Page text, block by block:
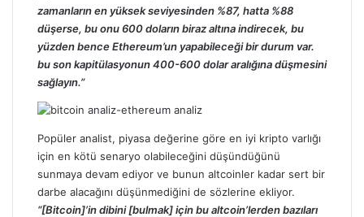
zamanların en yüksek seviyesinden %87, hatta %88
düşerse, bu onu 600 doların biraz altına indirecek, bu
yüzden bence Ethereum’un yapabileceği bir durum var.
bu son kapitülasyonun 400-600 dolar aralığına düşmesini
sağlayın.”
Popüler analist, piyasa değerine göre en iyi kripto varlığı
için en kötü senaryo olabileceğini düşündüğünü
sunmaya devam ediyor ve bunun altcoinler kadar sert bir
darbe alacağını düşünmediğini de sözlerine ekliyor.
“[Bitcoin]’in dibini [bulmak] için bu altcoin’lerden bazıları